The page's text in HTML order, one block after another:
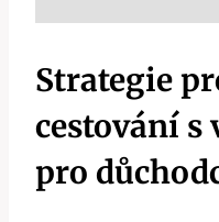
Strategie
cestování
pro